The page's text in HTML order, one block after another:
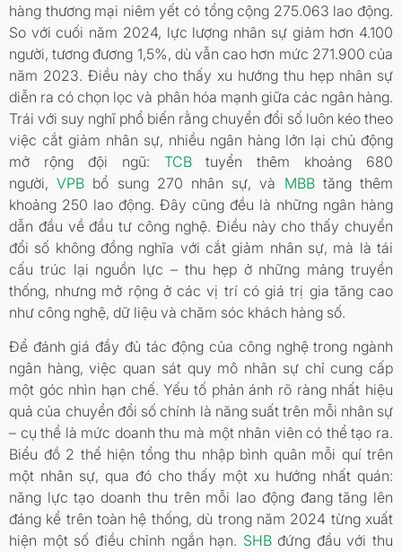
hàng thương mại niêm yết có tổng cộng 275.063 lao động.
So với cuối năm 2024, lực lượng nhân sự giảm hơn 4.100
người, tương đương 1,5%, dù vẫn cao hơn mức 271.900 của
năm 2023. Điều này cho thấy xu hướng thu hẹp nhân sự
diễn ra có chọn lọc và phân hóa mạnh giữa các ngân hàng.
Trái với suy nghĩ phổ biến rằng chuyển đổi số luôn kéo theo
việc cắt giảm nhân sự, nhiều ngân hàng lớn lại chủ động
mở rộng đội ngũ: TCBtuyển thêm khoảng 680
người,VPB bổ sung 270 nhân sự, và MBBtăng thêm
khoảng 250 lao động. Đây cũng đều là những ngân hàng
dẫn đầu về đầu tư công nghệ. Điều này cho thấy chuyển
đổi số không đồng nghĩa với cắt giảm nhân sự, mà là tái
cấu trúc lại nguồn lực – thu hẹp ở những mảng truyền
thống, nhưng mở rộng ở các vị trí có giá trị gia tăng cao
như công nghệ, dữ liệu và chăm sóc khách hàng số.
Để đánh giá đầy đủ tác động của công nghệ trong ngành
ngân hàng, việc quan sát quy mô nhân sự chỉ cung cấp
một góc nhìn hạn chế. Yếu tố phản ánh rõ ràng nhất hiệu
quả của chuyển đổi số chính là năng suất trên mỗi nhân sự
– cụ thể là mức doanh thu mà một nhân viên có thể tạo ra.
Biểu đồ 2 thể hiện tổng thu nhập bình quân mỗi quí trên
một nhân sự, qua đó cho thấy một xu hướng nhất quán:
năng lực tạo doanh thu trên mỗi lao động đang tăng lên
đáng kể trên toàn hệ thống, dù trong năm 2024 từng xuất
hiện một số điều chỉnh ngắn hạn. SHBđứng đầu với thu